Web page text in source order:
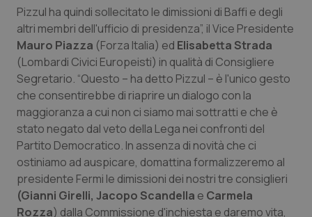
Sicilia
Toscana
Umbria
Valle D’Aosta
Veneto
Neuroscienze & patologie neurodegenerative
Obesità
Oftalmologia
Oncodermatologia
Oncoematologia
Pizzul ha quindi sollecitato le dimissioni di Baffi e degli
altri membri dell'ufficio di presidenza”, il Vice Presidente
Mauro Piazza (Forza Italia) ed Elisabetta Strada
(Lombardi Civici Europeisti) in qualità di Consigliere
Segretario. “Questo – ha detto Pizzul – è l'unico gesto
che consentirebbe di riaprire un dialogo con la
maggioranza a cui non ci siamo mai sottratti e che è
stato negato dal veto della Lega nei confronti del
Partito Democratico. In assenza di novità che ci
ostiniamo ad auspicare, domattina formalizzeremo al
presidente Fermi le dimissioni dei nostri tre consiglieri
(Gianni Girelli, Jacopo Scandella e Carmela
Rozza) dalla Commissione d'inchiesta e daremo vita,